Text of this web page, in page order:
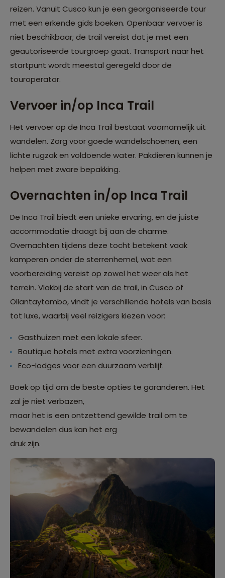
reizen. Vanuit Cusco kun je een georganiseerde tour
met een erkende gids boeken. Openbaar vervoer is
niet beschikbaar; de trail vereist dat je met een
geautoriseerde tourgroep gaat. Transport naar het
startpunt wordt meestal geregeld door de
touroperator.
Vervoer in/op Inca Trail
Het vervoer op de Inca Trail bestaat voornamelijk uit
wandelen. Zorg voor goede wandelschoenen, een
lichte rugzak en voldoende water. Pakdieren kunnen je
helpen met zware bepakking.
Overnachten in/op Inca Trail
De Inca Trail biedt een unieke ervaring, en de juiste
accommodatie draagt bij aan de charme.
Overnachten tijdens deze tocht betekent vaak
kamperen onder de sterrenhemel, wat een
voorbereiding vereist op zowel het weer als het
terrein. Vlakbij de start van de trail, in Cusco of
Ollantaytambo, vindt je verschillende hotels van basis
tot luxe, waarbij veel reizigers kiezen voor:
Gasthuizen met een lokale sfeer.
Boutique hotels met extra voorzieningen.
Eco-lodges voor een duurzaam verblijf.
Boek op tijd om de beste opties te garanderen. Het
zal je niet verbazen,
maar het is een ontzettend gewilde trail om te
bewandelen dus kan het erg
druk zijn.